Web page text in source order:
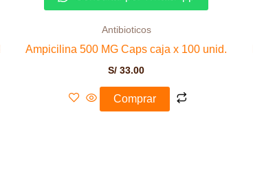
Antibioticos
Ampicilina 500 MG Caps caja x 100 unid.
S/ 33.00
Comprar